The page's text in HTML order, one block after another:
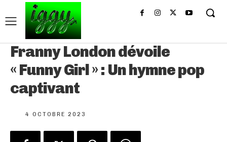
Franny London dévoile
« Funny Girl » : Un hymne pop
captivant
4 OCTOBRE 2023